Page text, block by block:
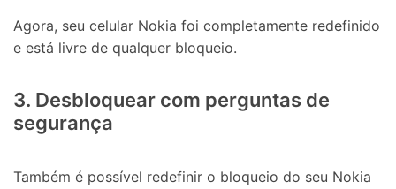
Agora, seu celular Nokia foi completamente redefinido
e está livre de qualquer bloqueio.
3. Desbloquear com perguntas de
segurança
Também é possível redefinir o bloqueio do seu Nokia